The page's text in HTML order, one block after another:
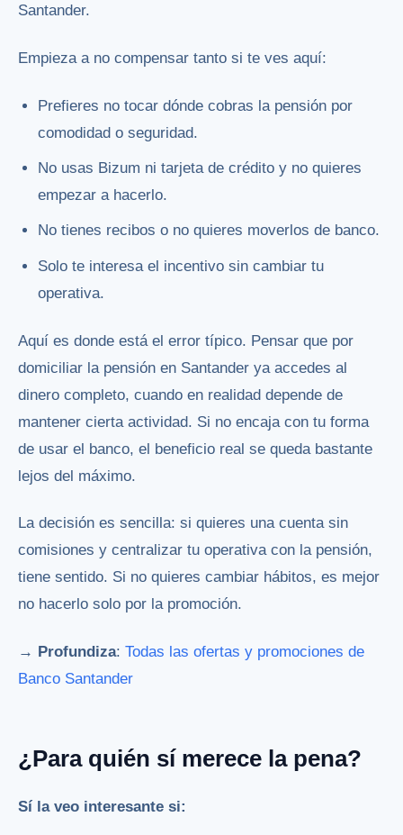
Santander.
Empieza a no compensar tanto si te ves aquí:
Prefieres no tocar dónde cobras la pensión por
comodidad o seguridad.
No usas Bizum ni tarjeta de crédito y no quieres
empezar a hacerlo.
No tienes recibos o no quieres moverlos de banco.
Solo te interesa el incentivo sin cambiar tu
operativa.
Aquí es donde está el error típico. Pensar que por
domiciliar la pensión en Santander ya accedes al
dinero completo, cuando en realidad depende de
mantener cierta actividad. Si no encaja con tu forma
de usar el banco, el beneficio real se queda bastante
lejos del máximo.
La decisión es sencilla: si quieres una cuenta sin
comisiones y centralizar tu operativa con la pensión,
tiene sentido. Si no quieres cambiar hábitos, es mejor
no hacerlo solo por la promoción.
→ Profundiza: Todas las ofertas y promociones de
Banco Santander
¿Para quién sí merece la pena?
Sí la veo interesante si: